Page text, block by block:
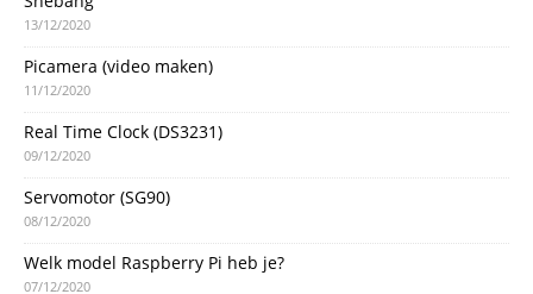
13/12/2020
Picamera (video maken)
11/12/2020
Real Time Clock (DS3231)
09/12/2020
Servomotor (SG90)
08/12/2020
Welk model Raspberry Pi heb je?
07/12/2020